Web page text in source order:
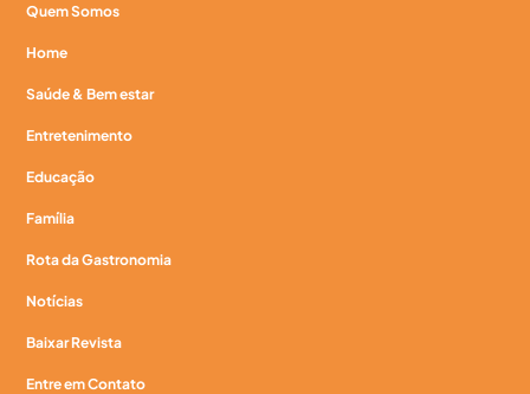
Quem Somos
Home
Saúde & Bem estar
Entretenimento
Educação
Família
Rota da Gastronomia
Notícias
Baixar Revista
Entre em Contato